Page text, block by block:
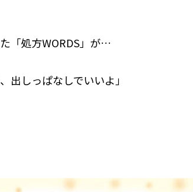
「処方WORDS」が…
出しっぱなしでいいよ」